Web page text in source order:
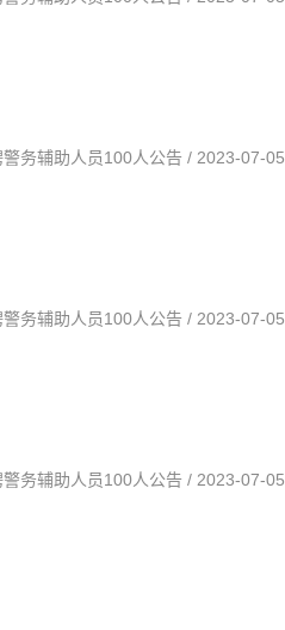
务辅助人员100人公告 / 2023-07-05
务辅助人员100人公告 / 2023-07-05
务辅助人员100人公告 / 2023-07-05